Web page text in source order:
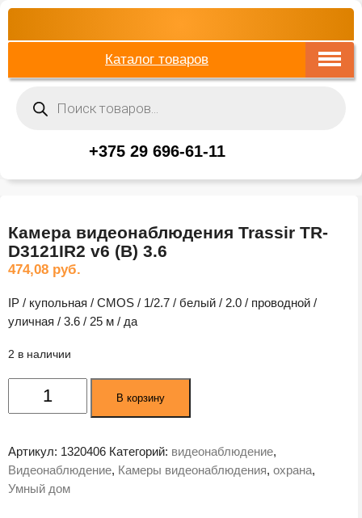
Каталог товаров
товаров
+375 29 696-61-11
Камера видеонаблюдения Trassir TR-
D3121IR2 v6 (B) 3.6
474,08 руб.
IP / купольная / CMOS / 1/2.7 / белый / 2.0 / проводной /
уличная / 3.6 / 25 м / да
2 в наличии
Количество
товара
Trassir
TR-
D3121IR2
В корзину
Артикул: 1320406 Категорий: видеонаблюдение,
Видеонаблюдение, Камеры видеонаблюдения, охрана,
Умный дом